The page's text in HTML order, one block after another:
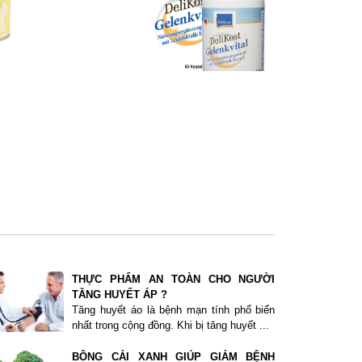
THỰC PHẨM AN TOÀN CHO NGƯỜI
TĂNG HUYẾT ÁP ?
Tăng huyết áo là bệnh mạn tính phổ biến
nhất trong cộng đồng. Khi bị tăng huyết ...
BÔNG CẢI XANH GIÚP GIẢM BỆNH